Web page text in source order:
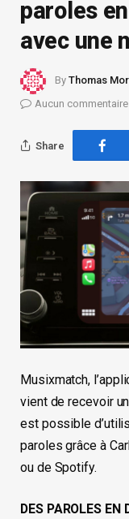
paroles
avec une
By Thomas
Aucun commentaire
Share
Musixmatch,
vient de recevoir
est possible
paroles grâce à
ou de Spotify.
DES PAROLES EN